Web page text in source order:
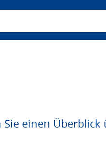
einen Überblick